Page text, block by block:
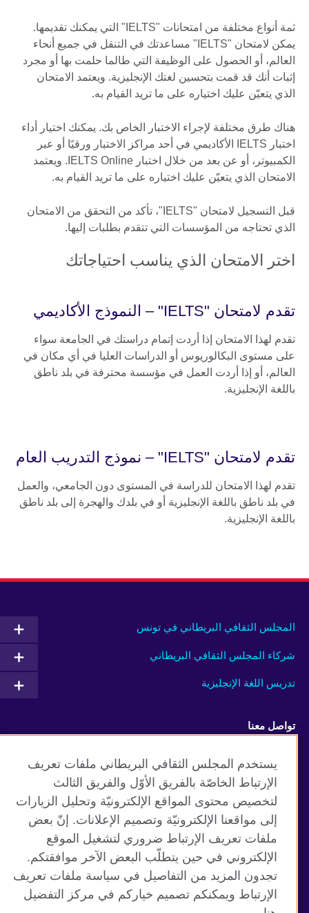
ثمة أنواع مختلفة من امتحانات "IELTS" التي يمكنك تقديمها.
يمكن لامتحان "IELTS" مساعدتك في التنقل في جميع أنحاء
العالم، أو الحصول على الوظيفة التي طالما حلمت بها أو مجرد
إثبات أنك قد قمت بتحسين لغتك الإنجليزية. ويعتمد الامتحان
الذي يتعيّن عليك اختياره على ما تريد القيام به.
هناك طرق مختلفة لإجراء الاختبار الخاص بك. يمكنك اختيار أداء
اختبار IELTS الأكاديمي في أحد مراكز الاختبار ورقيًا أو عبر
الكمبيوتر، أو عن بعد من خلال اختبار IELTS Online. ويعتمد
الامتحان الذي يتعيّن عليك اختياره على ما تريد القيام به.
قبل التسجيل لامتحان "IELTS"، تأكد من التحقق من الامتحان
الذي تحتاجه من المؤسسات التي تتقدم بطلبات إليها.
اختر الامتحان الذي يناسب احتياجاتك
تقدم لامتحان "IELTS" – النموذج الأكاديمي
تقدم لهذا الامتحان إذا أردت إتمام دراستك في الجامعة سواء
على مستوى البكالوريوس أو الدراسات العليا في أي مكان في
العالم، أو إذا أردت العمل في مؤسسة محترفة في بلد ناطق
باللغة الإنجليزية.
تقدم لامتحان "IELTS" – نموذج التدريب العام
تقدم لهذا الامتحان للدراسة في المستوى دون الجامعي، والعمل
في بلد ناطق باللغة الإنجليزية أو في بلدك والهجرة إلى بلد ناطق
باللغة الإنجليزية.
المجلس الثقافي البريطاني في تونس
شركاء المجلس الثقافي البريطاني
تدريس اللغة الإنجليزية
تواصل معنا
Facebook Twitter
TikTok
موقع المجلس الثقافي البريطاني العالمي
الخصوصية وشروط الاستخدام
ملفات تعريف الإرتباط
يستخدم المجلس الثقافي البريطاني ملفات تعريف
الإرتباط الخاصّة بالفريق الأوّل والفريق الثالث
لتخصيص محتوى المواقع الإلكترونيّة وتحليل الزيارات
إلى مواقعنا الإلكترونيّة وتصميم الإعلانات. إنّ بعض
ملفات تعريف الإرتباط ضروري لتشغيل الموقع
الإلكتروني في حين يتطلّب البعض الآخر موافقتكم.
تجدون المزيد من التفاصيل في سياسة ملفات تعريف
الإرتباط ويمكنكم تصميم خياركم في مركز التفضيل